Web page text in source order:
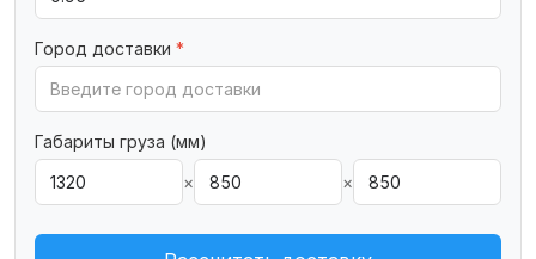
Город доставки *
Габариты груза (мм)
×
×